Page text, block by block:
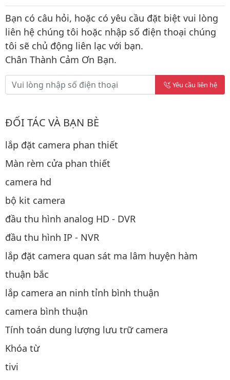
Bạn có câu hỏi, hoặc có yêu cầu đặt biệt vui lòng
liên hệ chúng tôi hoặc nhập số điện thoại chúng
tôi sẽ chủ động liên lạc với bạn.
Chân Thành Cảm Ơn Bạn.
Yêu cầu liên hệ
ĐỐI TÁC VÀ BẠN BÈ
lắp đặt camera phan thiết
Màn rèm cửa phan thiết
camera hd
bộ kit camera
đầu thu hình analog HD - DVR
đầu thu hình IP - NVR
lắp đặt camera quan sát ma lâm huyện hàm
thuận bắc
lắp camera an ninh tỉnh bình thuận
camera bình thuận
Tính toán dung lượng lưu trữ camera
Khóa từ
tivi